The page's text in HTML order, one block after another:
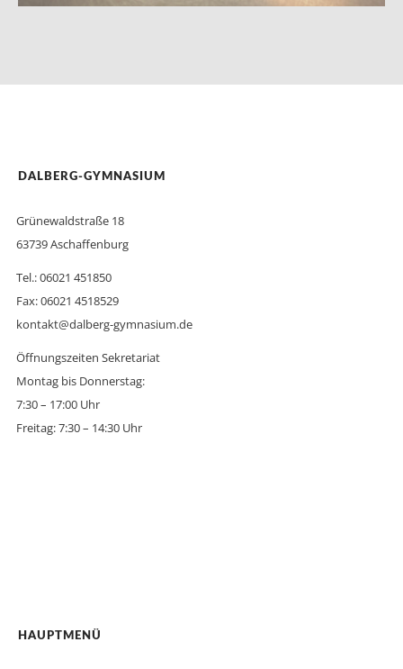
DALBERG-GYMNASIUM
Grünewaldstraße 18
63739 Aschaffenburg
Tel.: 06021 451850
Fax: 06021 4518529
kontakt@dalberg-gymnasium.de
Öffnungszeiten Sekretariat
Montag bis Donnerstag:
7:30 – 17:00 Uhr
Freitag: 7:30 – 14:30 Uhr
HAUPTMENÜ